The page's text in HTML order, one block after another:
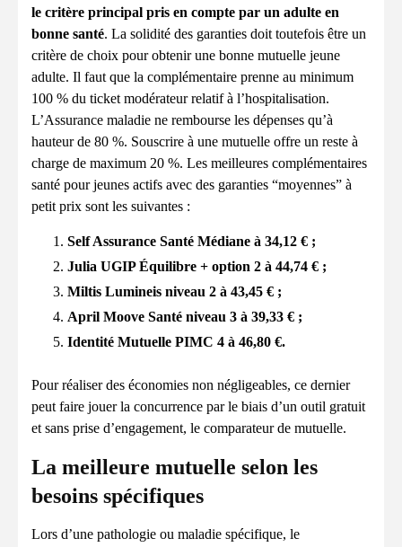
le critère principal pris en compte par un adulte en
bonne santé. La solidité des garanties doit toutefois être un
critère de choix pour obtenir une bonne mutuelle jeune
adulte. Il faut que la complémentaire prenne au minimum
100 % du ticket modérateur relatif à l’hospitalisation.
L’Assurance maladie ne rembourse les dépenses qu’à
hauteur de 80 %. Souscrire à une mutuelle offre un reste à
charge de maximum 20 %. Les meilleures complémentaires
santé pour jeunes actifs avec des garanties “moyennes” à
petit prix sont les suivantes :
Self Assurance Santé Médiane à 34,12 € ;
Julia UGIP Équilibre + option 2 à 44,74 € ;
Miltis Lumineis niveau 2 à 43,45 € ;
April Moove Santé niveau 3 à 39,33 € ;
Identité Mutuelle PIMC 4 à 46,80 €.
Pour réaliser des économies non négligeables, ce dernier
peut faire jouer la concurrence par le biais d’un outil gratuit
et sans prise d’engagement, le comparateur de mutuelle.
La meilleure mutuelle selon les
besoins spécifiques
Lors d’une pathologie ou maladie spécifique, le